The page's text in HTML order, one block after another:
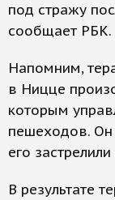
под стражу
сообщает РБК.
Напомним,
в Ницце
которым
пешеходов. Он
его
В результате